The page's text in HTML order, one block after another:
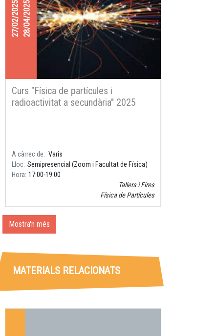
27/02/202528/04/2025
Curs "Física de partícules i
radioactivitat a secundària" 2025
A càrrec de
Varis
Lloc Semipresencial (Zoom i Facultat de Física)
Hora 17:00 19:00
Tallers i Fires
Física de Partícules
Mostra'n més
MATERIALS RELACIONATS